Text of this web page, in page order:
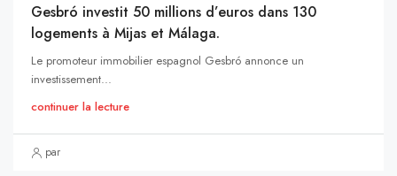
Gesbró investit 50 millions d’euros dans 130
logements à Mijas et Málaga.
Le promoteur immobilier espagnol Gesbró annonce un
investissement...
continuer la lecture
par